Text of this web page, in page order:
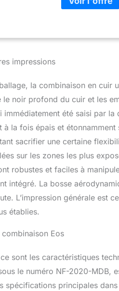
impressions
la combinaison en cuir
noir profond du cuir et les
immédiatement été saisi par
à la fois épais et
sacrifier une certaine
sur les zones les plus
robustes et faciles à
intégré. La bosse
L’impression générale est
établies.
Eos
sont les caractéristiques
le numéro NF-2020-
spécifications principales